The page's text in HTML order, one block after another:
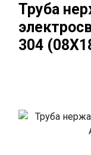
Труба
304